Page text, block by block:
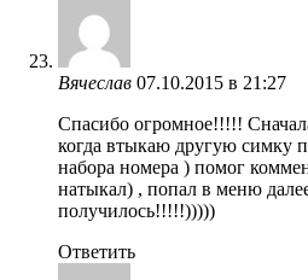
Вячеслав 07.10.2015 в 21:27
Спасибо огромное!!!!!
когда втыкаю другую симку
набора номера ) помог
натыкал) , попал в меню
получилось!!!!!)))))
Ответить